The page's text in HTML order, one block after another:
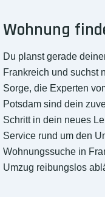
Wohnung
Du planst gerade
Frankreich und suchst
Sorge, die Experten
Potsdam sind dein
Schritt in dein neues
Service rund um den
Wohnungssuche in
Umzug reibungslos